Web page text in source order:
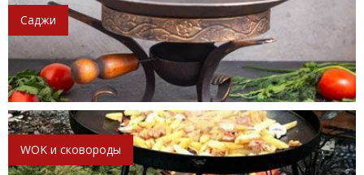
Саджи
WOK и сковороды